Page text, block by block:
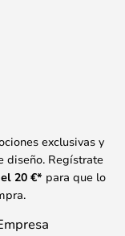
exclusivas y
diseño. Regístrate
20 €* para que lo